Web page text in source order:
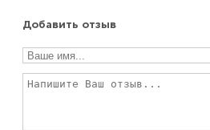
Добавить отзыв